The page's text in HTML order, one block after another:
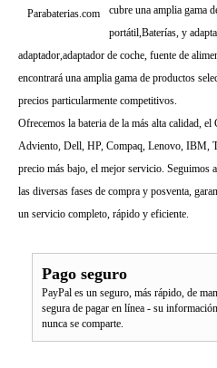
Parabaterias.com
cubre una amplia gama
portátil,Baterías, y
adaptador,adaptador de coche, fuente de
encontrará una amplia gama de productos
precios particularmente competitivos.
Ofrecemos la bateria de la más alta calidad,
Adviento, Dell, HP, Compaq, Lenovo, IBM,
precio más bajo, el mejor servicio. Seguimos
las diversas fases de compra y posventa,
un servicio completo, rápido y eficiente.
Pago seguro
PayPal es un seguro, más rápido, de
segura de pagar en línea - su
nunca se comparte.